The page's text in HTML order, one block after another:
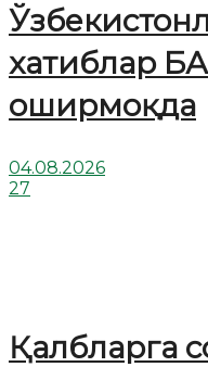
хатиблар
оширмоқда
04.08.2026
27
Қалбларга